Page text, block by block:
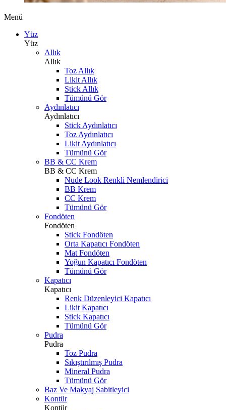
Menü
Yüz
Yüz
Allık
Allık
Toz Allık
Likit Allık
Stick Allık
Tümünü Gör
Aydınlatıcı
Aydınlatıcı
Stick Aydınlatıcı
Toz Aydınlatıcı
Likit Aydınlatıcı
Tümünü Gör
BB & CC Krem
BB & CC Krem
Nude Look Renkli Nemlendirici
BB Krem
CC Krem
Tümünü Gör
Fondöten
Fondöten
Stick Fondöten
Orta Kapatıcı Fondöten
Mat Fondöten
Yoğun Kapatıcı Fondöten
Tümünü Gör
Kapatıcı
Kapatıcı
Renk Düzenleyici Kapatıcı
Likit Kapatıcı
Stick Kapatıcı
Tümünü Gör
Pudra
Pudra
Toz Pudra
Sıkıştırılmış Pudra
Mineral Pudra
Tümünü Gör
Baz Ve Makyaj Sabitleyici
Kontür
Kontür